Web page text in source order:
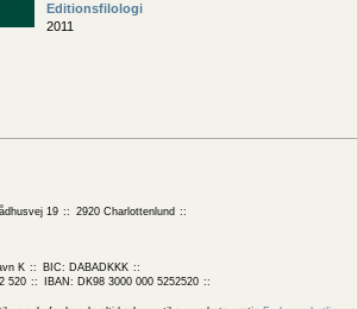
Editionsfilologi
2011
19
2920 Charlottenlund
K
BIC: DABADKKK
520 IBAN: DK98 3000 000 5252520